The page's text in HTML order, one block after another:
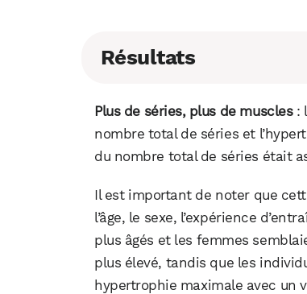
Résultats
Plus de séries, plus de muscles:
nombre total de séries et
du nombre total de séries était
Il est important de noter que
l’âge, le sexe, l’expérience
plus âgés et les femmes
plus élevé, tandis que les
hypertrophie maximale avec un